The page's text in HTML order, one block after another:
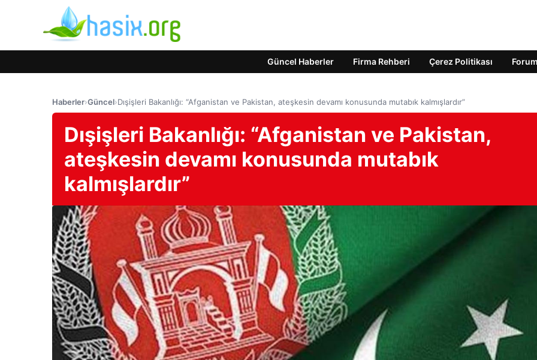
Güncel Haberler Firma Rehberi Çerez Politikası Forum
Haberler›Güncel›Dışişleri Bakanlığı: “Afganistan ve Pakistan, ateşkesin devamı konusunda mutabık kalmışlardır”
Dışişleri Bakanlığı: “Afganistan ve Pakistan,
ateşkesin devamı konusunda mutabık
kalmışlardır”